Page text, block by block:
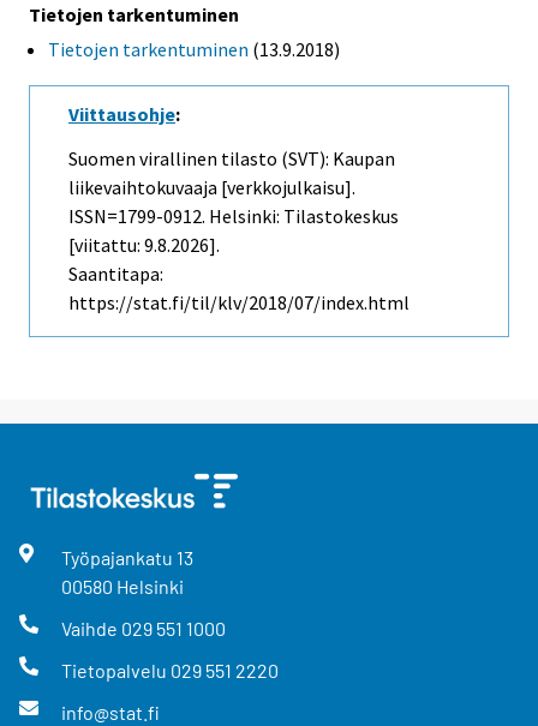
Tietojen tarkentuminen
Tietojen tarkentuminen (13.9.2018)
Viittausohje:
Suomen virallinen tilasto (SVT): Kaupan
liikevaihtokuvaaja [verkkojulkaisu].
ISSN=1799-0912. Helsinki: Tilastokeskus
[viitattu: 9.8.2026].
Saantitapa:
https://stat.fi/til/klv/2018/07/index.html
Työpajankatu 13
00580 Helsinki
Vaihde 029 551 1000
Tietopalvelu 029 551 2220
info@stat.fi